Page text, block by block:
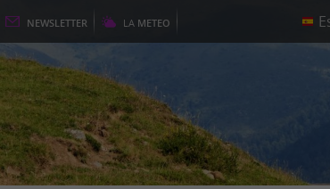
NEWSLETTER LA METEO